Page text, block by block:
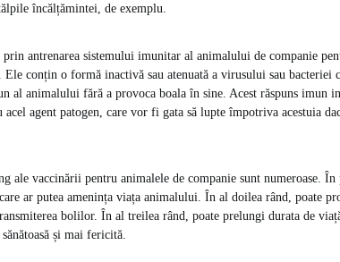
încălțămintei, de exemplu.
antrenarea sistemului imunitar al animalului de companie
conțin o formă inactivă sau atenuată a virusului sau bacteriei
al animalului fără a provoca boala în sine. Acest răspuns imun
agent patogen, care vor fi gata să lupte împotriva acestuia
ale vaccinării pentru animalele de companie sunt numeroase.
ar putea amenința viața animalului. În al doilea rând, poate
bolilor. În al treilea rând, poate prelungi durata de
și mai fericită.